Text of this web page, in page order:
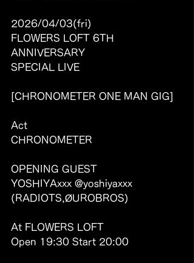
2026/04/03(fri)
FLOWERS LOFT 6TH
ANNIVERSARY
SPECIAL LIVE
[CHRONOMETER ONE MAN GIG]
Act
CHRONOMETER
OPENING GUEST
YOSHIYAxxx @yoshiyaxxx
(RADIOTS,ØUROBROS)
At FLOWERS LOFT
Open 19:30 Start 20:00